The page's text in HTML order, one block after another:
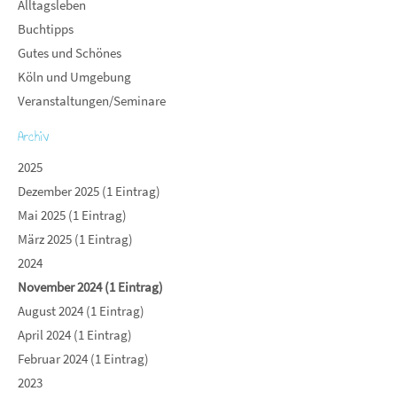
Alltagsleben
Buchtipps
Gutes und Schönes
Köln und Umgebung
Veranstaltungen/Seminare
Archiv
2025
Dezember 2025 (1 Eintrag)
Mai 2025 (1 Eintrag)
März 2025 (1 Eintrag)
2024
November 2024 (1 Eintrag)
August 2024 (1 Eintrag)
April 2024 (1 Eintrag)
Februar 2024 (1 Eintrag)
2023